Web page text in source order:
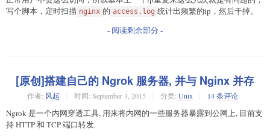
写个脚本，定时扫描 nginx 的 access.log 统计出频繁的ip，然后干掉。
- 阅读剩余部分 -
[原创]搭建自己的 Ngrok 服务器, 并与 Nginx 并存
作者: 风起 时间: September 3, 2015 分类: Unix 14 条评论
Ngrok 是一个内网穿透工具, 用来将内网的一些服务器暴露到公网上, 目前支
持 HTTP 和 TCP 端口转发.